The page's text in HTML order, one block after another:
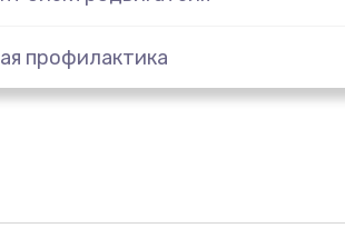
профилактика